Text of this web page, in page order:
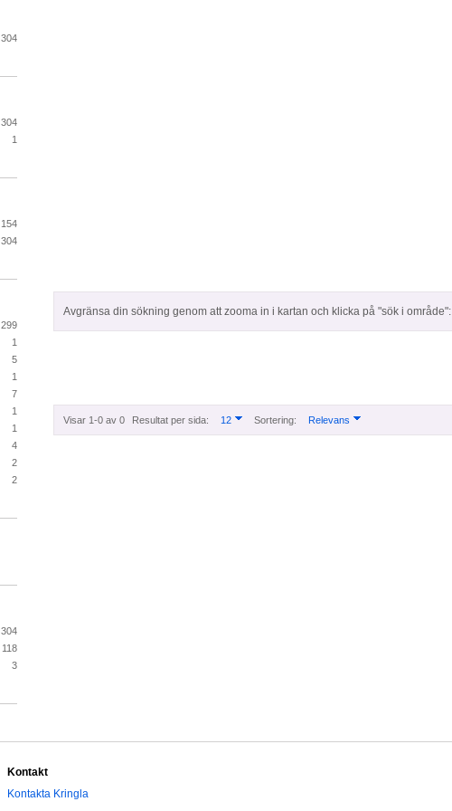
Avgränsa din sökning genom att zooma in i kartan och klicka på "sök i område":
Visar 1-0 av 0 Resultat per sida: 12 Sortering: Relevans
304
304
1
154
304
299
1
5
1
7
1
1
4
2
2
304
118
3
Kontakt
Kontakta Kringla